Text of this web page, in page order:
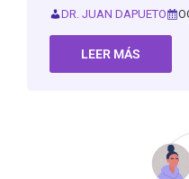
DR. JUAN DAPUETO
LEER MÁS